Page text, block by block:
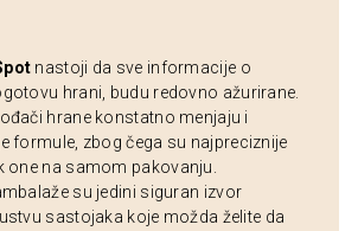
nastoji da sve informacije o
hrani, budu redovno ažurirane.
hrane konstatno menjaju i
formule, zbog čega su najpreciznije
one na samom pakovanju.
su jedini siguran izvor
sastojaka koje možda želite da